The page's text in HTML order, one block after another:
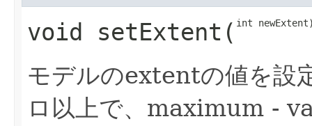
void setExtent ​( int
モデルのextentの値を設
ロ以上で、maximum -